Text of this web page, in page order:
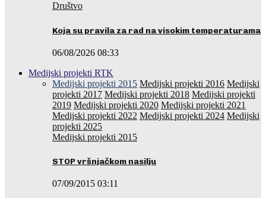
Društvo
Koja su pravila za rad na visokim temperaturama
06/08/2026 08:33
Medijski projekti RTK
Medijski projekti 2015 Medijski projekti 2016 Medijski
projekti 2017 Medijski projekti 2018 Medijski projekti
2019 Medijski projekti 2020 Medijski projekti 2021
Medijski projekti 2022 Medijski projekti 2024 Medijski
projekti 2025
Medijski projekti 2015
STOP vršnjačkom nasilju
07/09/2015 03:11